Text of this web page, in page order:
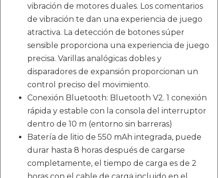
vibración de motores duales. Los comentarios
de vibración te dan una experiencia de juego
atractiva. La detección de botones súper
sensible proporciona una experiencia de juego
precisa. Varillas analógicas dobles y
disparadores de expansión proporcionan un
control preciso del movimiento.
Conexión Bluetooth: Bluetooth V2. 1 conexión
rápida y estable con la consola del interruptor
dentro de 10 m (entorno sin barreras)
Batería de litio de 550 mAh integrada, puede
durar hasta 8 horas después de cargarse
completamente, el tiempo de carga es de 2